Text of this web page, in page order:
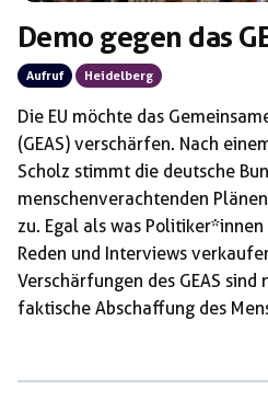
Demo gegen das
Aufruf Heidelberg
Die EU möchte das
(GEAS) verschärfen. Nach
Scholz stimmt die deutsche
menschenverachtenden
zu. Egal als was
Reden und Interviews
Verschärfungen des GEAS
faktische Abschaffung des